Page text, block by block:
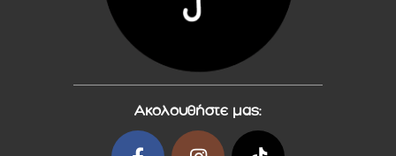
Ακολουθήστε μας: